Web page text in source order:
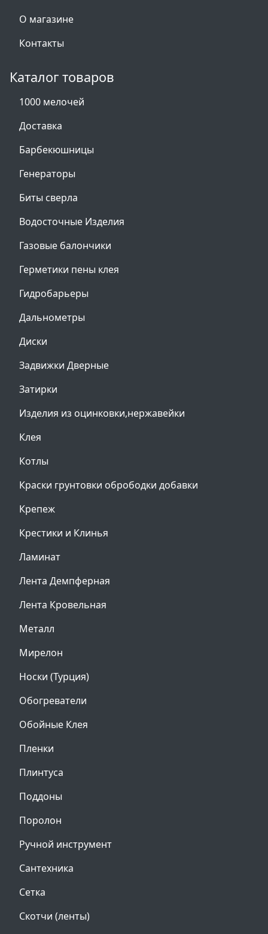
О магазине
Контакты
Каталог товаров
1000 мелочей
Доставка
Барбекюшницы
Генераторы
Биты сверла
Водосточные Изделия
Газовые балончики
Герметики пены клея
Гидробарьеры
Дальнометры
Диски
Задвижки Дверные
Затирки
Изделия из оцинковки,нержавейки
Клея
Котлы
Краски грунтовки обрободки добавки
Крепеж
Крестики и Клинья
Ламинат
Лента Демпферная
Лента Кровельная
Металл
Мирелон
Носки (Турция)
Обогреватели
Обойные Клея
Пленки
Плинтуса
Поддоны
Поролон
Ручной инструмент
Сантехника
Сетка
Скотчи (ленты)